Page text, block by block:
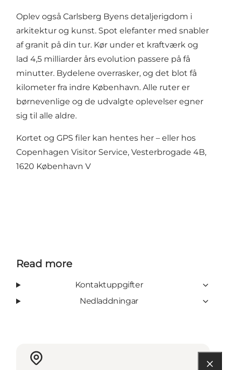
Oplev også Carlsberg Byens detaljerigdom i
arkitektur og kunst. Spot elefanter med snabler
af granit på din tur. Kør under et kraftværk og
lad 4,5 milliarder års evolution passere på få
minutter. Bydelene overrasker, og det blot få
kilometer fra indre København. Alle ruter er
børnevenlige og de udvalgte oplevelser egner
sig til alle aldre.
Kortet og GPS filer kan hentes her – eller hos
Copenhagen Visitor Service, Vesterbrogade 4B,
1620 København V
Read more
Kontaktuppgifter
Nedladdningar